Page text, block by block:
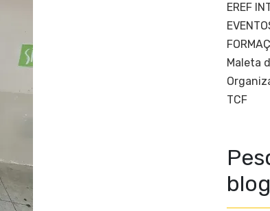
EREF
Maleta
TCF
blog